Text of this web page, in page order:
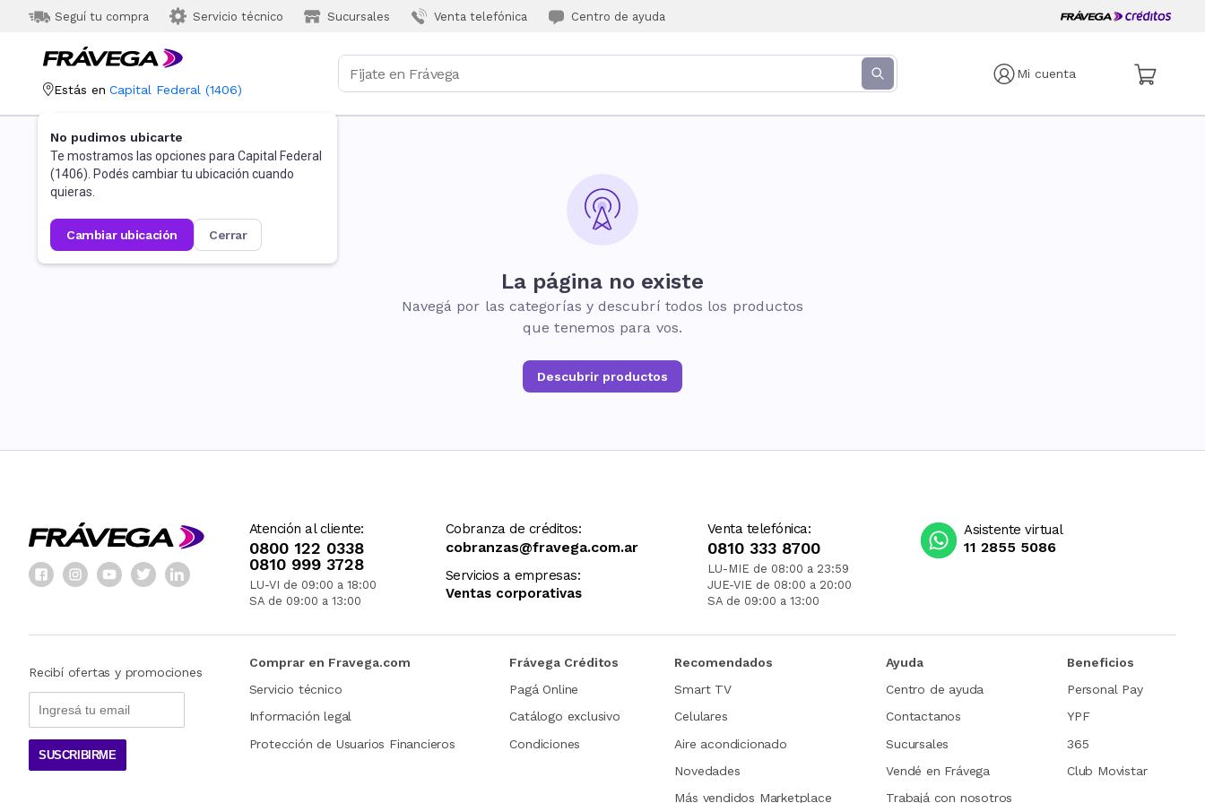
Seguí tu compra Servicio técnico Sucursales Venta telefónica Centro de ayuda
Mi cuenta
Estás en Capital Federal (1406)
No pudimos ubicarte
Te mostramos las opciones para Capital Federal
(1406). Podés cambiar tu ubicación cuando
quieras.
cambiar ubicación cerrar
La página no existe
Navegá por las categorías y descubrí todos los productos
que tenemos para vos.
Descubrir productos
Atención al cliente:
0800 122 0338
0810 999 3728
LU-VI de 09:00 a 18:00
SA de 09:00 a 13:00
Cobranza de créditos:
cobranzas@fravega.com.ar
Servicios a empresas:
Ventas corporativas
Venta telefónica:
0810 333 8700
LU-MIE de 08:00 a 23:59
JUE-VIE de 08:00 a 20:00
SA de 09:00 a 13:00
Asistente virtual
11 2855 5086
Recibí ofertas y promociones
SUSCRIBIRME
Comprar en Fravega.com
Servicio técnico
Información legal
Protección de Usuarios Financieros
Frávega Créditos
Pagá Online
Catálogo exclusivo
Condiciones
Recomendados
Smart TV
Celulares
Aire acondicionado
Novedades
Más vendidos Marketplace
Ayuda
Centro de ayuda
Contactanos
Sucursales
Vendé en Frávega
Trabajá con nosotros
Beneficios
Personal Pay
YPF
365
Club Movistar